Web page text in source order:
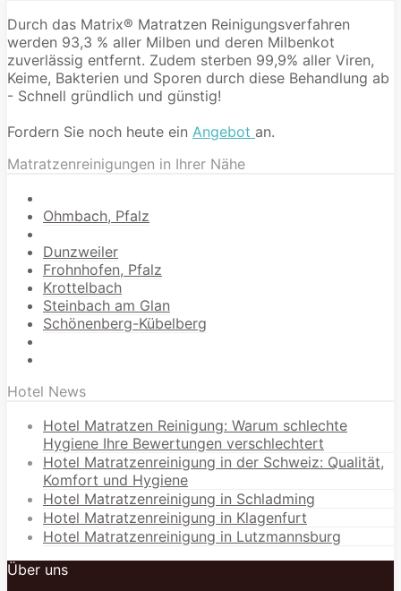
Durch das Matrix® Matratzen Reinigungsverfahren
werden 93,3 % aller Milben und deren Milbenkot
zuverlässig entfernt. Zudem sterben 99,9% aller Viren,
Keime, Bakterien und Sporen durch diese Behandlung ab
- Schnell gründlich und günstig!
Fordern Sie noch heute ein Angebot an.
Matratzenreinigungen in Ihrer Nähe
Ohmbach, Pfalz
Dunzweiler
Frohnhofen, Pfalz
Krottelbach
Steinbach am Glan
Schönenberg-Kübelberg
Hotel News
Hotel Matratzen Reinigung: Warum schlechte
Hygiene Ihre Bewertungen verschlechtert
Hotel Matratzenreinigung in der Schweiz: Qualität,
Komfort und Hygiene
Hotel Matratzenreinigung in Schladming
Hotel Matratzenreinigung in Klagenfurt
Hotel Matratzenreinigung in Lutzmannsburg
Über uns